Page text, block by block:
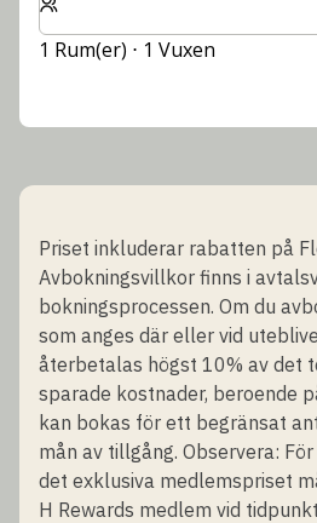
1 Rum(er) ⋅ 1 Vuxen
Priset inkluderar rabatten på
Avbokningsvillkor finns i
bokningsprocessen. Om du
som anges där eller vid
återbetalas högst 10% av det
sparade kostnader, beroende
kan bokas för ett begränsat
mån av tillgång. Observera:
det exklusiva medlemspriset
H Rewards medlem vid